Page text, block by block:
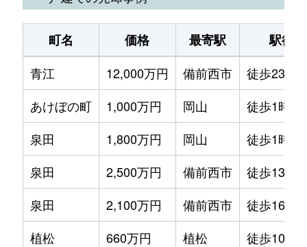
町名 価格 最寄駅
駅徒歩
青江
12,000万円 備前西市
徒歩23分
あけぼの町
1,000万円 岡山
徒歩1時間
泉田
1,800万円 岡山
徒歩1時間
泉田
2,500万円 備前西市
徒歩13分
泉田
2,100万円 備前西市
徒歩16分
植松
660万円 植松
徒歩10分